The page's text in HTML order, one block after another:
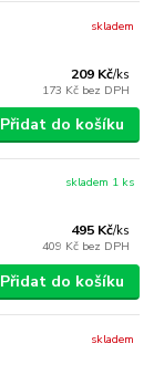
209 Kč/ks
173 Kč bez DPH
skladem
Přidat do košíku
495 Kč/ks
409 Kč bez DPH
skladem 1 ks
Přidat do košíku
skladem